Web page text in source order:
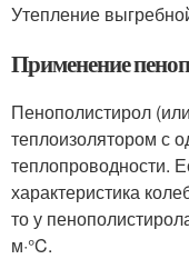
Утепление
Применение
Пенополистирол
теплоизолятором с
теплопроводности.
характеристика
то у
м·°C.